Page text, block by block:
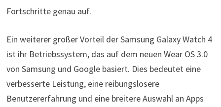
Fortschritte genau auf.
Ein weiterer großer Vorteil der Samsung Galaxy Watch 4
ist ihr Betriebssystem, das auf dem neuen Wear OS 3.0
von Samsung und Google basiert. Dies bedeutet eine
verbesserte Leistung, eine reibungslosere
Benutzererfahrung und eine breitere Auswahl an Apps